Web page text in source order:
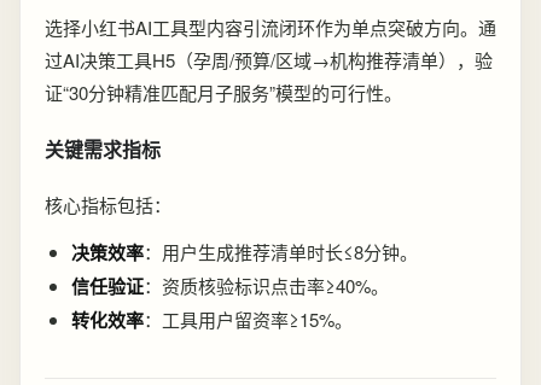
选择小红书AI工具型内容引流闭环作为单点突破方向。通
过AI决策工具H5（孕周/预算/区域→机构推荐清单），验
证“30分钟精准匹配月子服务”模型的可行性。
关键需求指标
核心指标包括：
决策效率：用户生成推荐清单时长≤8分钟。
信任验证：资质核验标识点击率≥40%。
转化效率：工具用户留资率≥15%。